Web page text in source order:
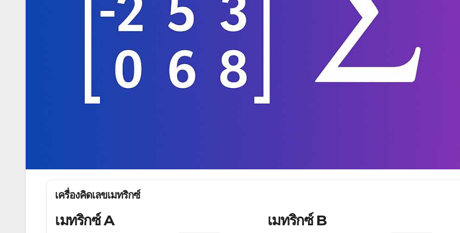
เครื่องคิดเลขเมทริกซ์
เมทริกซ์ A เมทริกซ์ B